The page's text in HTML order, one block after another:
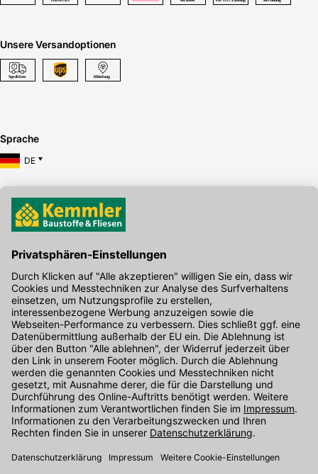
Unsere Versandoptionen
Sprache
DE
Hier gibt's die kostenlose App
Kontakt
Unser Onlineshop Team ist montags bis freitags von 08:00 - 17:00
Uhr unter der Telefonnummer07071 / 151-151 für Sie erreichbar.
Alternativ können Sie unser Kontaktformular nutzen.
Den Kontakt direkt in unsere Niederlassungen finden Sie hier.
Oder über unseren Chat .
Folgen Sie uns auf :